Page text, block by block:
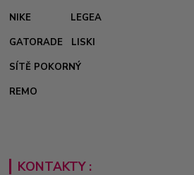
NIKE
LEGEA
GATORADE
LISKI
SÍTĚ POKORNÝ
REMO
KONTAKTY :